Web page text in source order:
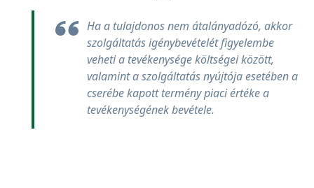
Ha a tulajdonos nem átalányadózó, akkor
szolgáltatás igénybevételét figyelembe
veheti a tevékenysége költségei között,
valamint a szolgáltatás nyújtója esetében a
cserébe kapott termény piaci értéke a
tevékenységének bevétele.